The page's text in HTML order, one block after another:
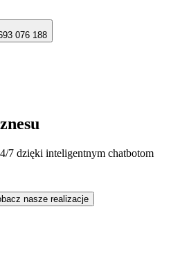
076 188
7 dzięki inteligentnym chatbotom
nasze realizacje